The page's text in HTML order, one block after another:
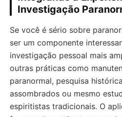
Investigação
Se você é sério sobre
ser um componente
investigação pessoal mais
outras práticas como
paranormal, pesquisa
assombrados ou mesmo
espiritistas tradicionais. O